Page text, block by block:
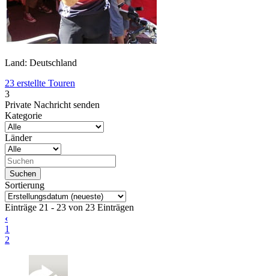
Land: Deutschland
23 erstellte Touren
3
Private Nachricht senden
Kategorie
Länder
Sortierung
Einträge 21 - 23 von 23 Einträgen
‹
1
2